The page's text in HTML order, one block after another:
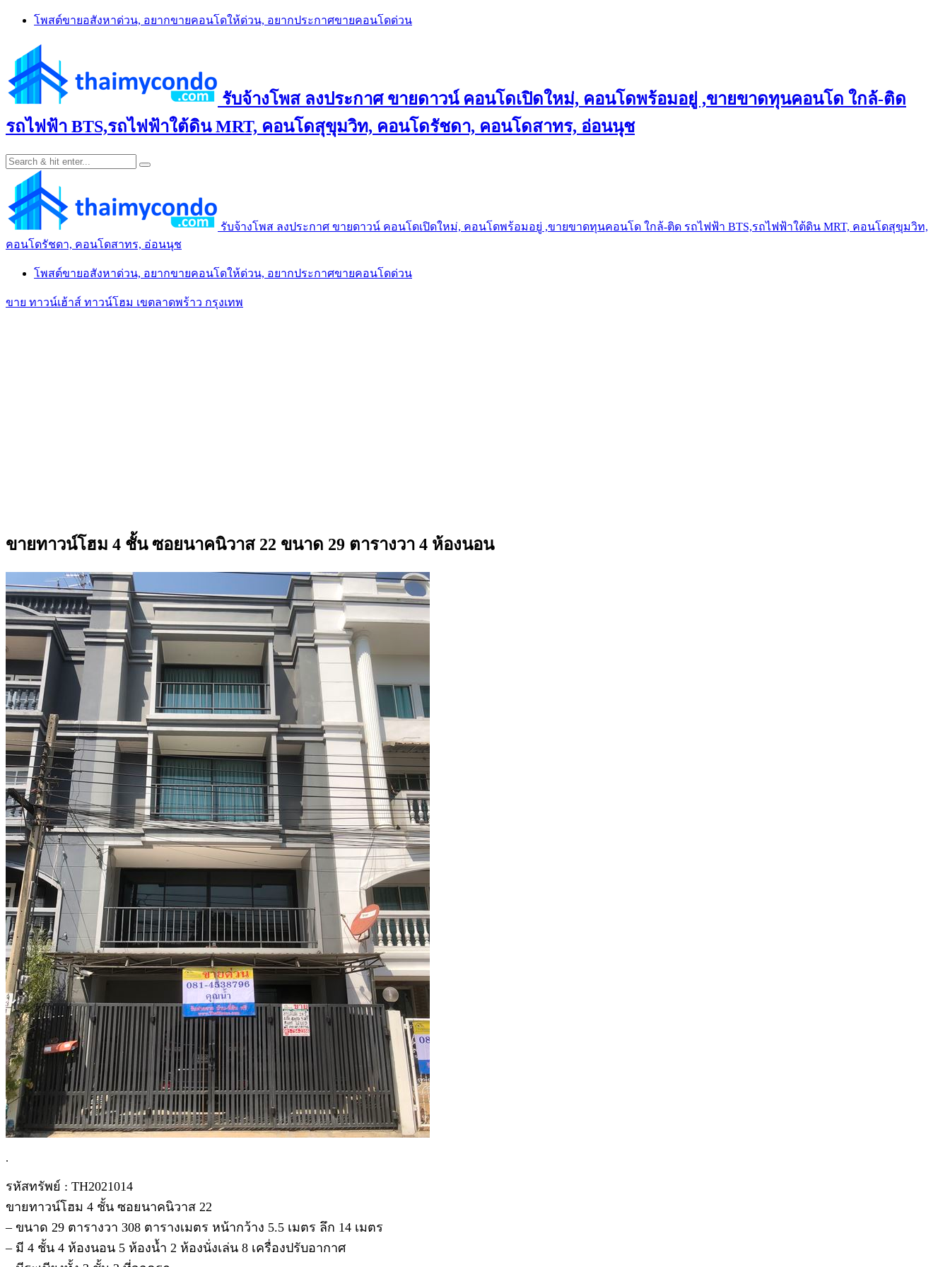
Skip
โพสต์ขายอสังหาด่วน, อยากขายคอนโดให้ด่วน, อยากประกาศขายคอนโดด่วน
รับจ้างโพส ลงประกาศ ขายดาวน์ คอนโดเปิดใหม่, คอนโดพร้อมอยู่ ,ขายขาดทุนคอนโด ใกล้-ติด
รถไฟฟ้า BTS,รถไฟฟ้าใต้ดิน MRT, คอนโดสุขุมวิท, คอนโดรัชดา, คอนโดสาทร, อ่อนนุช
รับจ้างโพส ลงประกาศ ขายดาวน์ คอนโดเปิดใหม่, คอนโดพร้อมอยู่ ,ขายขาดทุนคอนโด ใกล้-ติด รถไฟฟ้า BTS,รถไฟฟ้าใต้ดิน MRT, คอนโดสุขุมวิท,
คอนโดรัชดา, คอนโดสาทร, อ่อนนุช
โพสต์ขายอสังหาด่วน, อยากขายคอนโดให้ด่วน, อยากประกาศขายคอนโดด่วน
ขาย ทาวน์เฮ้าส์ ทาวน์โฮม เขตลาดพร้าว กรุงเทพ
ขายทาวน์โฮม 4 ชั้น ซอยนาคนิวาส 22 ขนาด 29 ตารางวา 4 ห้องนอน
.
รหัสทรัพย์ : TH2021014
ขายทาวน์โฮม 4 ชั้น ซอยนาคนิวาส 22
– ขนาด 29 ตารางวา 308 ตารางเมตร หน้ากว้าง 5.5 เมตร ลึก 14 เมตร
– มี 4 ชั้น 4 ห้องนอน 5 ห้องน้ำ 2 ห้องนั่งเล่น 8 เครื่องปรับอากาศ